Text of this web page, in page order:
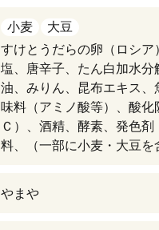
小麦
大豆
すけとうだらの卵（ロシア
塩、唐辛子、たん白加水分
油、みりん、昆布エキス、
味料（アミノ酸等）、酸化
Ｃ）、酒精、酵素、発色
料、（一部に小麦・大豆を
やまや